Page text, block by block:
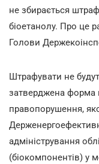
не збирається
біоетанолу. Про це
Голови
Штрафувати не
затверджена форма
правопорушення,
адміністрування
(біокомпонентів) у